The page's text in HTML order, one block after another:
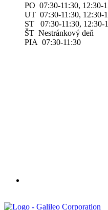
PO 07:30-11:30, 12:30-
UT 07:30-11:30, 12:30-
ST 07:30-11:30, 12:30-
ŠT Nestránkový deň
PIA 07:30-11:30